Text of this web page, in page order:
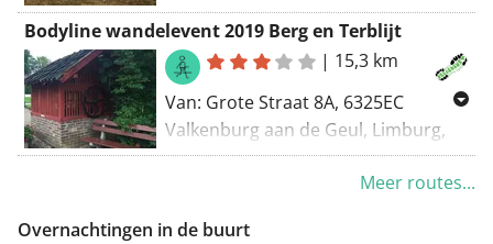
Bodyline wandelevent 2019 Berg en Terblijt
| 15,3 km
Van: Grote Straat 8A, 6325EC
Valkenburg aan de Geul, Limburg,
Nederland
Naar: Grote Straat 8A, 6325ECMeer routes...
Overnachtingen in de buurt